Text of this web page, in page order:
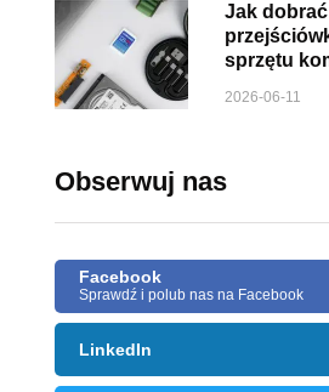
Jak
sprzętu
2026-06-11
Obserwuj nas
Facebook
Sprawdź i polub nas na Facebook
LinkedIn